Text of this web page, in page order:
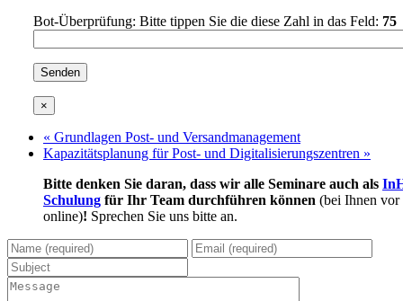
Bot-Überprüfung: Bitte tippen Sie die diese Zahl in das Feld: 75
×
« Grundlagen Post- und Versandmanagement
Kapazitätsplanung für Post- und Digitalisierungszentren »
Bitte denken Sie daran, dass wir alle Seminare auch als
Schulung für Ihr Team durchführen können (bei Ihnen vor
online)! Sprechen Sie uns bitte an.